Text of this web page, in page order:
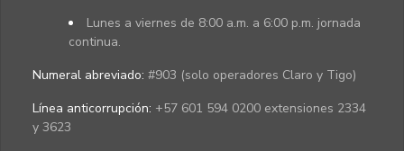
Lunes a viernes de 8:00 a.m. a 6:00 p.m. jornada
continua.
Numeral abreviado: #903 (solo operadores Claro y Tigo)
Línea anticorrupción: +57 601 594 0200 extensiones 2334
y 3623